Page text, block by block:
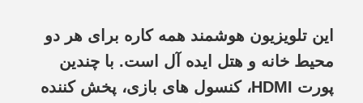
این تلویزیون هوشمند همه کاره برای هر دو
محیط خانه و هتل ایده آل است. با چندین
پورت HDMI، کنسول های بازی، پخش کننده